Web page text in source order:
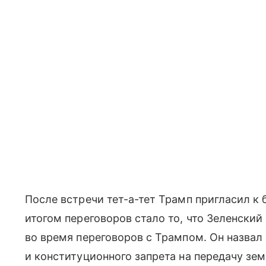
После встречи тет-а-тет Трамп пригласил
итогом переговоров стало то, что
во время переговоров с Трампом. Он
и конституционного запрета на передачу